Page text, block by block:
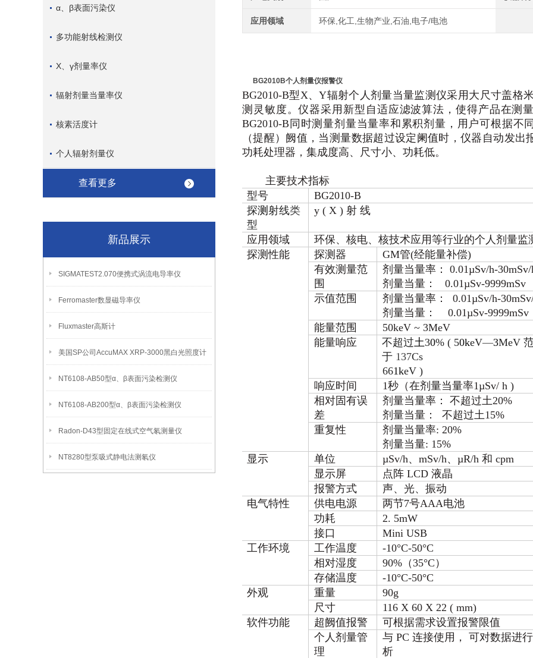
α、β表面污染仪
多功能射线检测仪
X、γ剂量率仪
辐射剂量当量率仪
核素活度计
个人辐射剂量仪
查看更多
新品展示
SIGMATEST2.070便携式涡流电导率仪
Ferromaster数显磁导率仪
Fluxmaster高斯计
美国SP公司AccuMAX XRP-3000黑白光照度计
NT6108-AB50型α、β表面污染检测仪
NT6108-AB200型α、β表面污染检测仪
Radon-D43型固定在线式空气氡测量仪
NT8280型泵吸式静电法测氡仪
应用领域 环保,化工,生物产业,石油,电子/电池
BG2010B个人剂量仪报警仪
BG2010-B型X、Y辐射个人剂量当量监测仪采用大尺寸盖格
测灵敏度。仪器采用新型自适应滤波算法，使得产品在测
BG2010-B同时测量剂量当量率和累积剂量，用户可根据
（提醒）阙值，当测量数据超过设定阑值时，仪器自动发出
功耗处理器，集成度高、尺寸小、功耗低。
主要技术指标
型号
BG2010-B
探测 射线类
型
y ( X ) 射 线
应用领域
环保、核电、核技术应用等行业的个人剂量监
探测性能
探测器
GM管(经能量补偿)
有效测量范
围
剂量当量率： 0.01µSv/h-30mSv/
剂量当量： 0.01µSv-9999mSv
示值范围
剂量当量率：
0.01µSv/h-
剂量当量： 0.01µSv-9999mSv
能量范围
50keV ~ 3MeV
能量响应
不超过土30% ( 50keV—3MeV
于 137Cs
661keV )
响应时间
1秒（在剂量当量率1µSv/ h )
相对固有误
差
剂量当量率： 不超过土20%
剂量当量：
不超过土15%
重复性
剂量当量率: 20%
剂量当量: 15%
显示
单位
µSv/h、mSv/h、µR/h 和 cpm
显示屏
点阵 LCD 液晶
报警方式
声、光、振动
电气特性
供电电源
两节7号AAA电池
功耗
2. 5mW
接口
Mini USB
工作环境
工作温度
-10°C-50°C
相对湿度
90%（35°C）
存储温度
-10°C-50°C
外观
重量
90g
尺寸
116 X 60 X 22 ( mm)
软件功能
超阙值报警
可根据需求设置报警限值
个人剂量管
理
与 PC 连接使用， 可对数据进
析